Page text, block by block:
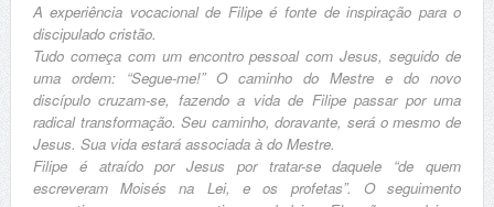
A experiência vocacional de Filipe é fonte de inspiração para o
discipulado cristão.
Tudo começa com um encontro pessoal com Jesus, seguido de
uma ordem: “Segue-me!” O caminho do Mestre e do novo
discípulo cruzam-se, fazendo a vida de Filipe passar por uma
radical transformação. Seu caminho, doravante, será o mesmo de
Jesus. Sua vida estará associada à do Mestre.
Filipe é atraído por Jesus por tratar-se daquele “de quem
escreveram Moisés na Lei, e os profetas”. O seguimento